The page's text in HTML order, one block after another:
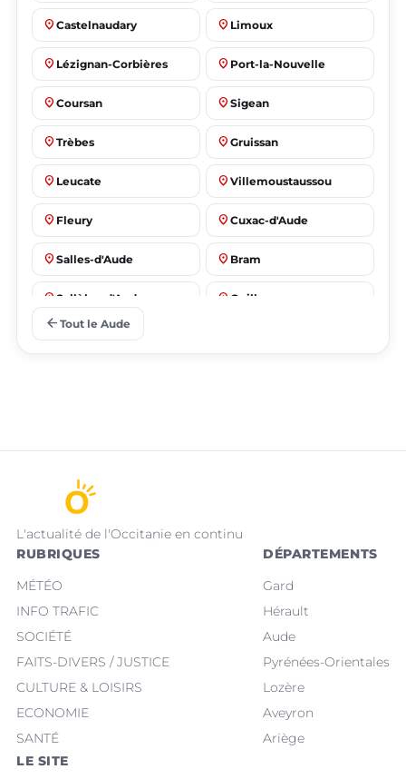
place Castelnaudary place Limoux
place Lézignan-Corbières place Port-la-Nouvelle
place Coursan place Sigean
place Trèbes place Gruissan
place Leucate place Villemoustaussou
place Fleury place Cuxac-d'Aude
place Salles-d'Aude place Bram
place Sallèles-d'Aude place Quillan
arrow_back Tout le Aude
L'actualité de l'Occitanie en continu
RUBRIQUES
MÉTÉO
INFO TRAFIC
SOCIÉTÉ
FAITS-DIVERS / JUSTICE
CULTURE & LOISIRS
ECONOMIE
SANTÉ
DÉPARTEMENTS
Gard
Hérault
Aude
Pyrénées-Orientales
Lozère
Aveyron
Ariège
LE SITE